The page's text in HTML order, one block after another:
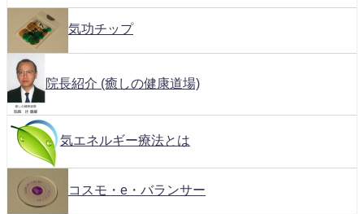
気功チップ
院長紹介 (癒しの健康道場)
気エネルギー療法とは
コスモ・e・バランサー